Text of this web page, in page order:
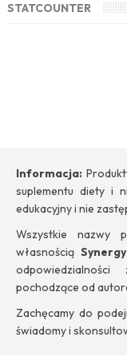
STATCOUNTER
Informacja:
suplementu diety i
edukacyjny i nie
Wszystkie nazwy
własnością
pochodzące od
Zachęcamy do
świadomy i